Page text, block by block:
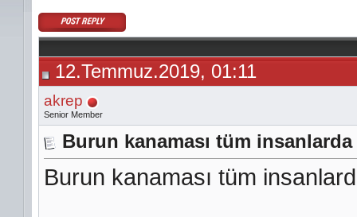
evooli
gaziantep
escort
gaziantep
escort12.Temmuz.2019, 01:11
akrep
Senior Member
Burun kanaması tüm
Burun kanaması tüm